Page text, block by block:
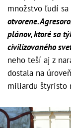
množstvo ľudí
otvorene.
plánov, ktoré sa
civilizovaného
neho teší aj z
dostala na
miliardu štyristo